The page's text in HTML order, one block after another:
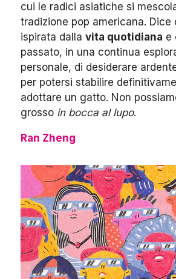
cui le radici asiatiche si
tradizione pop americana. Dice
ispirata dalla vita quotidiana e
passato, in una continua
personale, di desiderare
per potersi stabilire
adottare un gatto. Non
grosso in bocca al lupo.
Ran Zheng